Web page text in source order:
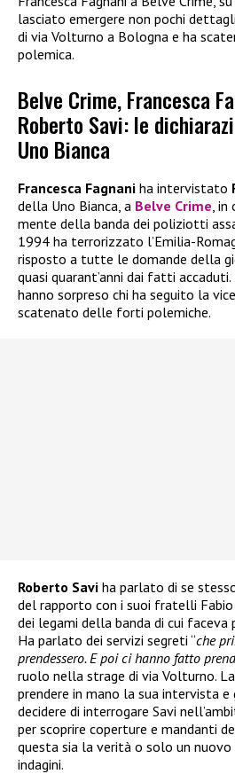
lasciato emergere non pochi
di via Volturno a Bologna e ha
polemica.
Belve Crime, Francesca
Roberto Savi: le
Uno Bianca
Francesca Fagnani ha intervistato
della Uno Bianca, a Belve Crime ,
mente della banda dei poliziotti
1994 ha terrorizzato l’Emilia-
risposto a tutte le domande della
quasi quarant’anni dai fatti accaduti.
hanno sorpreso chi ha seguito la
scatenato delle forti polemiche.
Roberto Savi ha parlato di se
del rapporto con i suoi fratelli
dei legami della banda di cui faceva
Ha parlato dei servizi segreti “che
prendessero. E poi ci hanno fatto
ruolo nella strage di via Volturno.
prendere in mano la sua intervista
decidere di interrogare Savi
per scoprire coperture e mandanti
questa sia la verità o solo un
indagini.